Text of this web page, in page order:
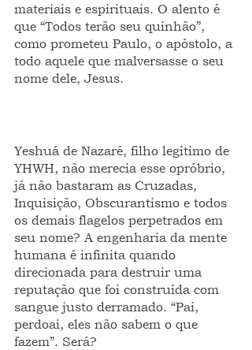
materiais e espirituais. O alento é
que “Todos terão seu quinhão”,
como prometeu Paulo, o apóstolo, a
todo aquele que malversasse o seu
nome dele, Jesus.
Yeshuá de Nazaré, filho legítimo de
YHWH, não merecia esse opróbrio,
já não bastaram as Cruzadas,
Inquisição, Obscurantismo e todos
os demais flagelos perpetrados em
seu nome? A engenharia da mente
humana é infinita quando
direcionada para destruir uma
reputação que foi construída com
sangue justo derramado. “Pai,
perdoai, eles não sabem o que
fazem”. Será?